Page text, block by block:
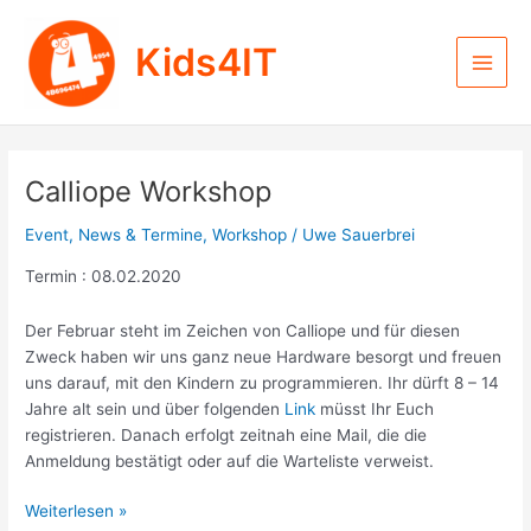
Inhalt
springen
Kids4IT
Main
Calliope Workshop
Event, News & Termine,Workshop / Uwe Sauerbrei
Termin : 08.02.2020
Der Februar steht im Zeichen von Calliope und für diesen
Zweck haben wir uns ganz neue Hardware besorgt und freuen
uns darauf, mit den Kindern zu programmieren. Ihr dürft 8 – 14
Jahre alt sein und über folgenden Link müsst Ihr Euch
registrieren. Danach erfolgt zeitnah eine Mail, die die
Anmeldung bestätigt oder auf die Warteliste verweist.
Calliope
Weiterlesen »